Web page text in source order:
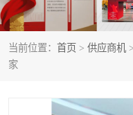
当前位置： 首页 > 供应商机 >
家
标识标牌类
展架